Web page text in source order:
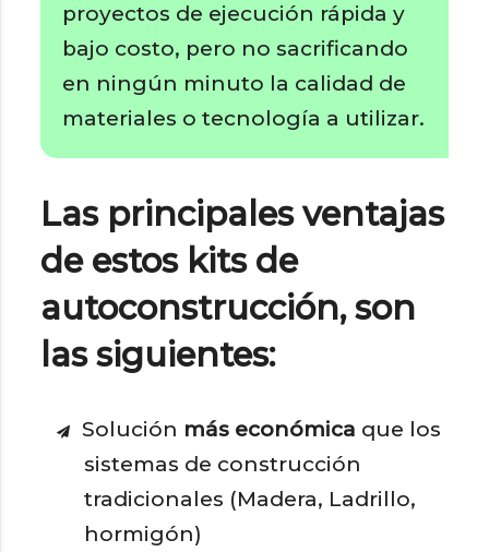
proyectos de ejecución rápida y
bajo costo, pero no sacrificando
en ningún minuto la calidad de
materiales o tecnología a utilizar.
Las principales ventajas
de estos kits de
autoconstrucción, son
las siguientes:
Solución más económica que los
sistemas de construcción
tradicionales (Madera, Ladrillo,
hormigón)